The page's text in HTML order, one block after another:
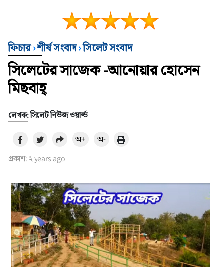
ফিচার›শীর্ষ সংবাদ›সিলেট সংবাদ
সিলেটের সাজেক -আনোয়ার হোসেন
মিছবাহ্
লেখক: সিলেট নিউজ ওয়ার্ল্ড
প্রকাশ: ২ years ago
অ+ অ-